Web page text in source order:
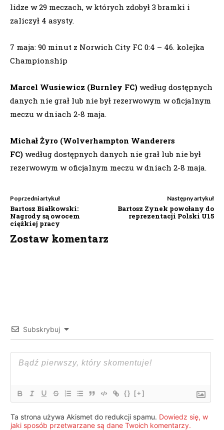
lidze w 29 meczach, w których zdobył 3 bramki i
zaliczył 4 asysty.
7 maja: 90 minut z Norwich City FC 0:4 – 46. kolejka
Championship
Marcel Wusiewicz (Burnley FC) według dostępnych
danych nie grał lub nie był rezerwowym w oficjalnym
meczu w dniach 2-8 maja.
Michał Żyro (Wolverhampton Wanderers
FC) według dostępnych danych nie grał lub nie był
rezerwowym w oficjalnym meczu w dniach 2-8 maja.
Poprzedni artykuł
Bartosz Białkowski:
Nagrody są owocem
ciężkiej pracy
Następny artykuł
Bartosz Zynek powołany do
reprezentacji Polski U15
Zostaw komentarz
Subskrybuj
{} [+]
Ta strona używa Akismet do redukcji spamu. Dowiedz się, w
jaki sposób przetwarzane są dane Twoich komentarzy.